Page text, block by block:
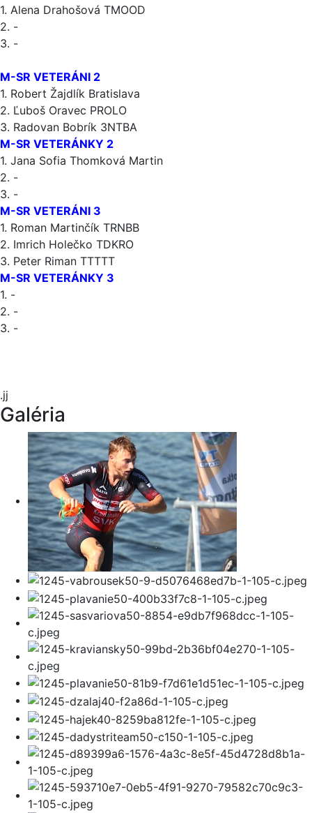
1. Alena Drahošová TMOOD
2. -
3. -
M-SR VETERÁNI 2
1. Robert Žajdlík Bratislava
2. Ľuboš Oravec PROLO
3. Radovan Bobrík 3NTBA
M-SR VETERÁNKY 2
1. Jana Sofia Thomková Martin
2. -
3. -
M-SR VETERÁNI 3
1. Roman Martinčík TRNBB
2. Imrich Holečko TDKRO
3. Peter Riman TTTTT
M-SR VETERÁNKY 3
1. -
2. -
3. -
.jj
Galéria